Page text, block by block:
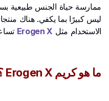
ممارسة حياة الجنس طبيعية
ليس كبيرًا بما يكفي. هناك
الاستخدام مثل Erogen X
ما هو كريم Erogen X ؟